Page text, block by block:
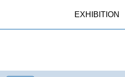
EXHIBITION